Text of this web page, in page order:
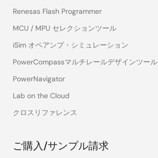
Renesas Flash Programmer
MCU / MPU セレクションツール
iSim オペアンプ・シミュレーション
PowerCompassマルチレールデザインツール
PowerNavigator
Lab on the Cloud
クロスリファレンス
ご購入/サンプル請求